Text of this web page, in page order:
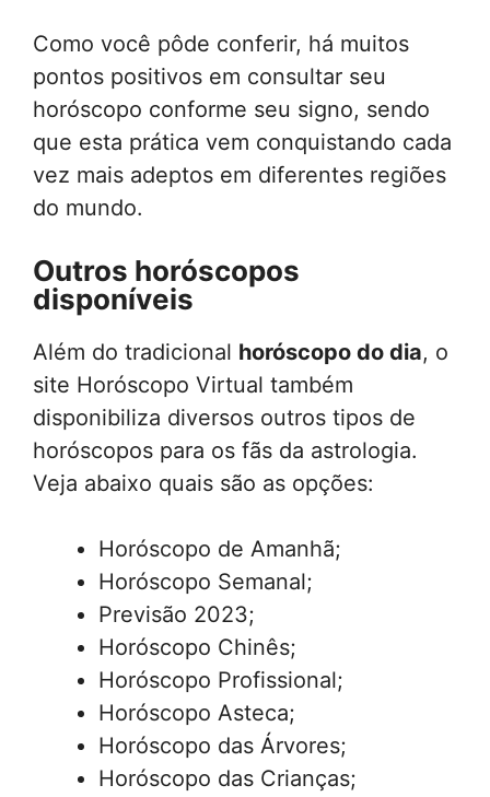
Como você pôde conferir, há muitos
pontos positivos em consultar seu
horóscopo conforme seu signo, sendo
que esta prática vem conquistando cada
vez mais adeptos em diferentes regiões
do mundo.
Outros horóscopos
disponíveis
Além do tradicional horóscopo do dia, o
site Horóscopo Virtual também
disponibiliza diversos outros tipos de
horóscopos para os fãs da astrologia.
Veja abaixo quais são as opções:
Horóscopo de Amanhã;
Horóscopo Semanal;
Previsão 2023;
Horóscopo Chinês;
Horóscopo Profissional;
Horóscopo Asteca;
Horóscopo das Árvores;
Horóscopo das Crianças;